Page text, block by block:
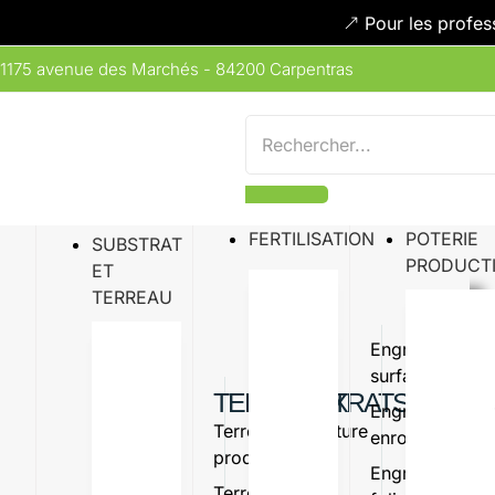
Pour les
1175 avenue des Marchés - 84200 Carpentras
SUBSTRAT
ET
TERREAU
TERREAUX
Terreau
production
SUBSTRATS
Vermiculture
FERTILISATION
Engrais
surfaçage
Engrais
enrobé
Engrais
POTERIE